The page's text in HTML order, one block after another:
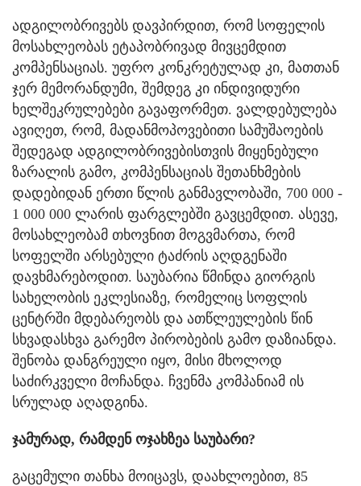
ადგილობრივებს დავპირდით, რომ სოფელის
მოსახლეობას ეტაპობრივად მივცემდით
კომპენსაციას. უფრო კონკრეტულად კი, მათთან
ჯერ მემორანდუმი, შემდეგ კი ინდივიდური
ხელშეკრულებები გავაფორმეთ. ვალდებულება
ავიღეთ, რომ, მადანმოპოვებითი სამუშაოების
შედეგად ადგილობრივებისთვის მიყენებული
ზარალის გამო, კომპენსაციას შეთანხმების
დადებიდან ერთი წლის განმავლობაში, 700 000 -
1 000 000 ლარის ფარგლებში გავცემდით. ასევე,
მოსახლეობამ თხოვნით მოგვმართა, რომ
სოფელში არსებული ტაძრის აღდგენაში
დავხმარებოდით. საუბარია წმინდა გიორგის
სახელობის ეკლესიაზე, რომელიც სოფლის
ცენტრში მდებარეობს და ათწლეულების წინ
სხვადასხვა გარემო პირობების გამო დაზიანდა.
შენობა დანგრეული იყო, მისი მხოლოდ
საძირკველი მოჩანდა. ჩვენმა კომპანიამ ის
სრულად აღადგინა.
ჯამურად, რამდენ ოჯახზეა საუბარი?
გაცემული თანხა მოიცავს, დაახლოებით, 85